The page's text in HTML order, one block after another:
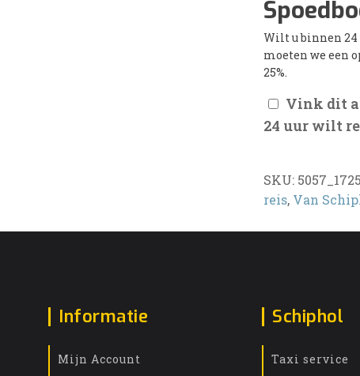
Wilt u binnen 24
moeten we een
25%.
Vink dit
24 uur wilt
SKU:
reis, Van
Informatie
Mijn Account
Schiphol
Taxi service